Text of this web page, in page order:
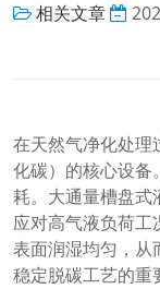
相关文章
在天然气净化处理
化碳）的核心设备
耗。大通量槽盘式
应对高气液负荷
表面润湿均匀，从
稳定脱碳工艺的重